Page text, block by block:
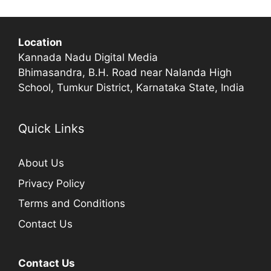
Location
Kannada Nadu Digital Media
Bhimasandra, B.H. Road near Nalanda High
School, Tumkur District, Karnataka State, India
Quick Links
About Us
Privacy Policy
Terms and Conditions
Contact Us
Contact Us